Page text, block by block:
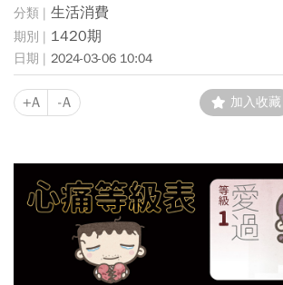
生活消費
1420期
2024-03-06 10:04
+A -A 加入收藏